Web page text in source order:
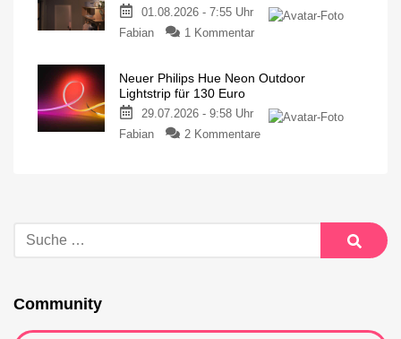
01.08.2026 - 7:55 Uhr
Fabian
1 Kommentar
Neuer Philips Hue Neon Outdoor
Lightstrip für 130 Euro
29.07.2026 - 9:58 Uhr
Fabian
2 Kommentare
Community